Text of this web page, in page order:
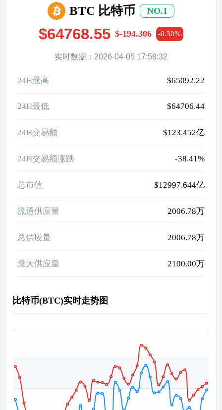
BTC 比特币 NO.1
$64768.55 $-194.306 -0.30%
实时数据：2026-04-05 17:58:32
24H最高 $65092.22
24H最低 $64706.44
24H交易额 $123.452亿
24H交易额涨跌 -38.41%
总市值 $12997.644亿
流通供应量 2006.78万
总供应量 2006.78万
最大供应量 2100.00万
比特币(BTC)实时走势图